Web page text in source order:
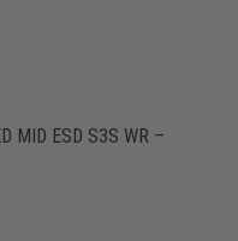
MID ESD S3S WR –